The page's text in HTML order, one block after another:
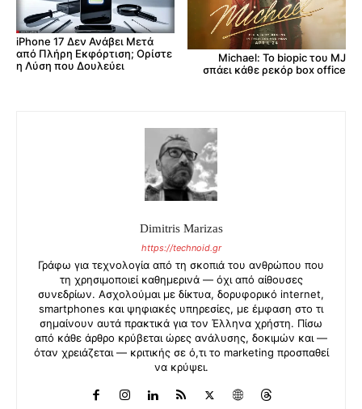
iPhone 17 Δεν Ανάβει Μετά
από Πλήρη Εκφόρτιση; Ορίστε
η Λύση που Δουλεύει
Michael: Το biopic του MJ
σπάει κάθε ρεκόρ box office
Dimitris Marizas
https://technoid.gr
Γράφω για τεχνολογία από τη σκοπιά του ανθρώπου που
τη χρησιμοποιεί καθημερινά — όχι από αίθουσες
συνεδρίων. Ασχολούμαι με δίκτυα, δορυφορικό internet,
smartphones και ψηφιακές υπηρεσίες, με έμφαση στο τι
σημαίνουν αυτά πρακτικά για τον Έλληνα χρήστη. Πίσω
από κάθε άρθρο κρύβεται ώρες ανάλυσης, δοκιμών και —
όταν χρειάζεται — κριτικής σε ό,τι το marketing προσπαθεί
να κρύψει.